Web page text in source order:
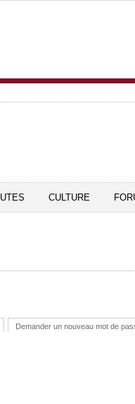
CULTURE
Demander un nouveau mot de